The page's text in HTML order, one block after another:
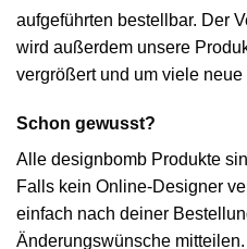
aufgeführten bestellbar. Der
wird außerdem unsere
vergrößert und um viele
Schon gewusst?
Alle designbomb Produkte
Falls kein Online-Designer
einfach nach deiner
Änderungswünsche mitteilen.